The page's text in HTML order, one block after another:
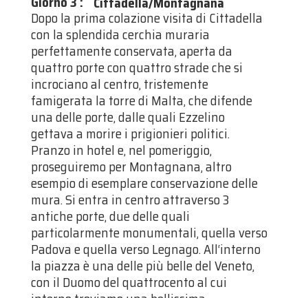
Dopo la prima colazione visita di Cittadella
con la splendida cerchia muraria
perfettamente conservata, aperta da
quattro porte con quattro strade che si
incrociano al centro, tristemente
famigerata la torre di Malta, che difende
una delle porte, dalle quali Ezzelino
gettava a morire i prigionieri politici.
Pranzo in hotel e, nel pomeriggio,
proseguiremo per Montagnana, altro
esempio di esemplare conservazione delle
mura. Si entra in centro attraverso 3
antiche porte, due delle quali
particolarmente monumentali, quella verso
Padova e quella verso Legnago. All‘interno
la piazza è una delle più belle del Veneto,
con il Duomo del quattrocento al cui